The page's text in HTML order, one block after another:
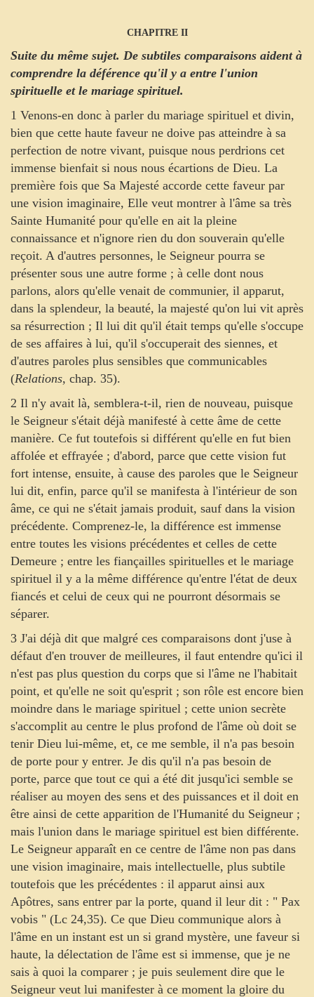
CHAPITRE II
Suite du même sujet. De subtiles comparaisons aident à
comprendre la déférence qu'il y a entre l'union
spirituelle et le mariage spirituel.
1 Venons-en donc à parler du mariage spirituel et divin,
bien que cette haute faveur ne doive pas atteindre à sa
perfection de notre vivant, puisque nous perdrions cet
immense bienfait si nous nous écartions de Dieu. La
première fois que Sa Majesté accorde cette faveur par
une vision imaginaire, Elle veut montrer à l'âme sa très
Sainte Humanité pour qu'elle en ait la pleine
connaissance et n'ignore rien du don souverain qu'elle
reçoit. A d'autres personnes, le Seigneur pourra se
présenter sous une autre forme ; à celle dont nous
parlons, alors qu'elle venait de communier, il apparut,
dans la splendeur, la beauté, la majesté qu'on lui vit après
sa résurrection ; Il lui dit qu'il était temps qu'elle s'occupe
de ses affaires à lui, qu'il s'occuperait des siennes, et
d'autres paroles plus sensibles que communicables
(Relations, chap. 35).
2 Il n'y avait là, semblera-t-il, rien de nouveau, puisque
le Seigneur s'était déjà manifesté à cette âme de cette
manière. Ce fut toutefois si différent qu'elle en fut bien
affolée et effrayée ; d'abord, parce que cette vision fut
fort intense, ensuite, à cause des paroles que le Seigneur
lui dit, enfin, parce qu'il se manifesta à l'intérieur de son
âme, ce qui ne s'était jamais produit, sauf dans la vision
précédente. Comprenez-le, la différence est immense
entre toutes les visions précédentes et celles de cette
Demeure ; entre les fiançailles spirituelles et le mariage
spirituel il y a la même différence qu'entre l'état de deux
fiancés et celui de ceux qui ne pourront désormais se
séparer.
3 J'ai déjà dit que malgré ces comparaisons dont j'use à
défaut d'en trouver de meilleures, il faut entendre qu'ici il
n'est pas plus question du corps que si l'âme ne l'habitait
point, et qu'elle ne soit qu'esprit ; son rôle est encore bien
moindre dans le mariage spirituel ; cette union secrète
s'accomplit au centre le plus profond de l'âme où doit se
tenir Dieu lui-même, et, ce me semble, il n'a pas besoin
de porte pour y entrer. Je dis qu'il n'a pas besoin de
porte, parce que tout ce qui a été dit jusqu'ici semble se
réaliser au moyen des sens et des puissances et il doit en
être ainsi de cette apparition de l'Humanité du Seigneur ;
mais l'union dans le mariage spirituel est bien différente.
Le Seigneur apparaît en ce centre de l'âme non pas dans
une vision imaginaire, mais intellectuelle, plus subtile
toutefois que les précédentes : il apparut ainsi aux
Apôtres, sans entrer par la porte, quand il leur dit : " Pax
vobis " (Lc 24,35). Ce que Dieu communique alors à
l'âme en un instant est un si grand mystère, une faveur si
haute, la délectation de l'âme est si immense, que je ne
sais à quoi la comparer ; je puis seulement dire que le
Seigneur veut lui manifester à ce moment la gloire du